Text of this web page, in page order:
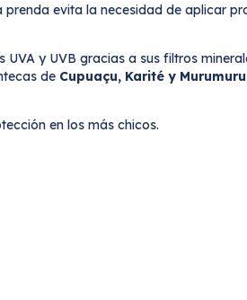
prenda evita la necesidad de aplicar
y UVB gracias a sus filtros
de Cupuaçu, Karité y
en los más chicos.